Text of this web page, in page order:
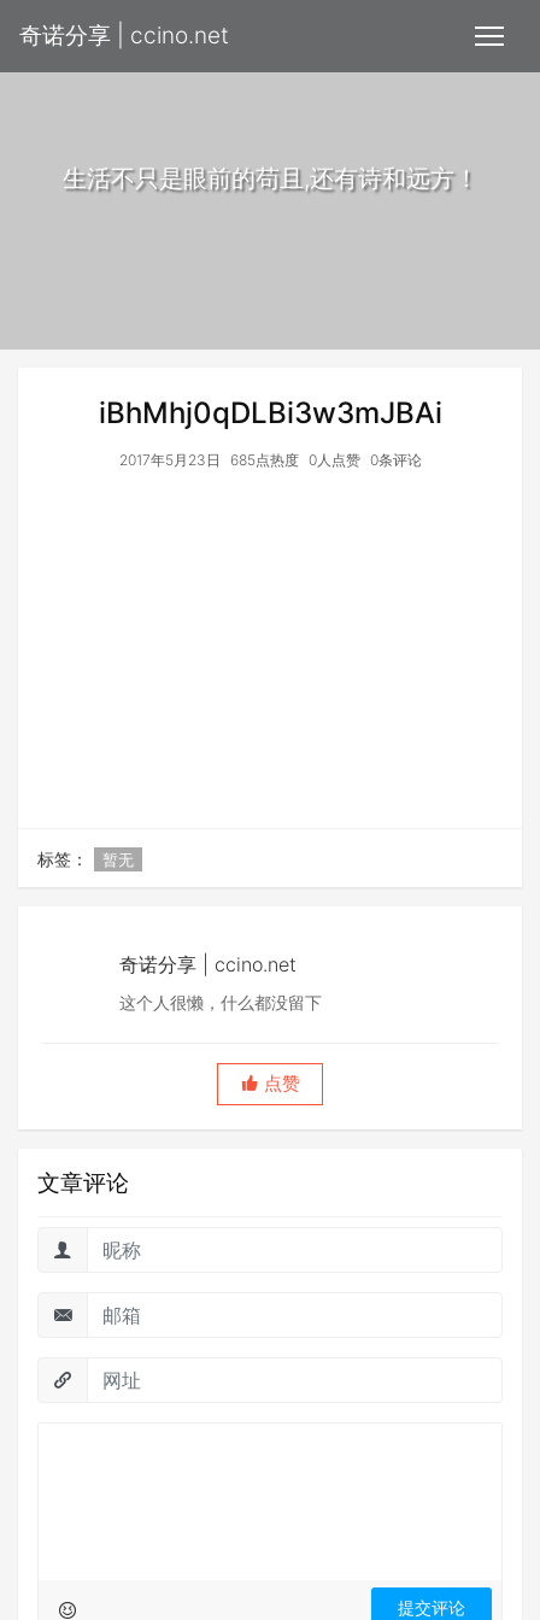
奇诺分享 | ccino.net
生活不只是眼前的苟且,还有诗和远方！
iBhMhj0qDLBi3w3mJBAi
2017年5月23日 685点热度 0人点赞 0条评论
标签： 暂无
奇诺分享 | ccino.net
这个人很懒，什么都没留下
点赞
文章评论